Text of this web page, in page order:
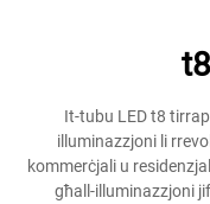
It-tubu LED t8
illuminazzjoni li
kommerċjali u
għall-illuminazzjoni